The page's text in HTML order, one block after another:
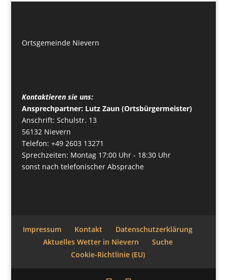
Ortsgemeinde Nievern
Kontaktieren sie uns:
Ansprechpartner: Lutz Zaun (Ortsbürgermeister)
Anschrift: Schulstr. 13
56132 Nievern
Telefon: +49 2603 13271
Sprechzeiten: Montag 17:00 Uhr - 18:30 Uhr
sonst nach telefonischer Absprache
Impressum Kontakt
Datenschutzerklärung
Aktuelles Wetter in Nievern
Suche
Cookie-Richtlinie (EU)